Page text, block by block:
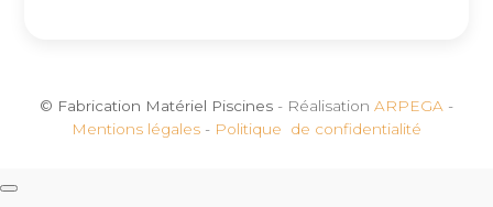
© Fabrication Matériel Piscines - Réalisation ARPEGA -
Mentions légales - Politique de confidentialité